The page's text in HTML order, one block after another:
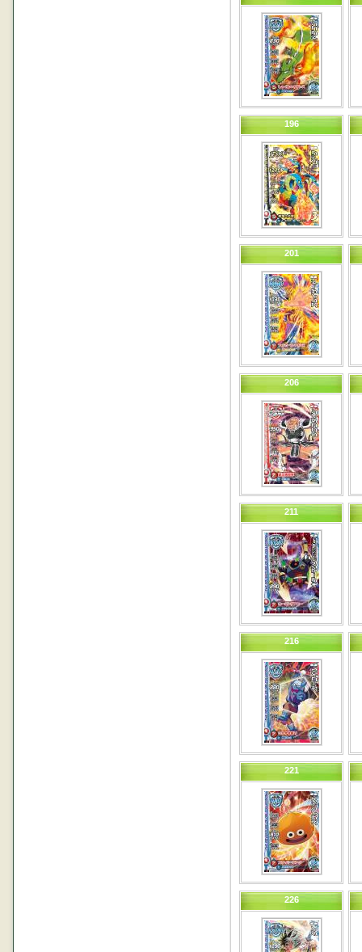
196
201
206
211
216
221
226